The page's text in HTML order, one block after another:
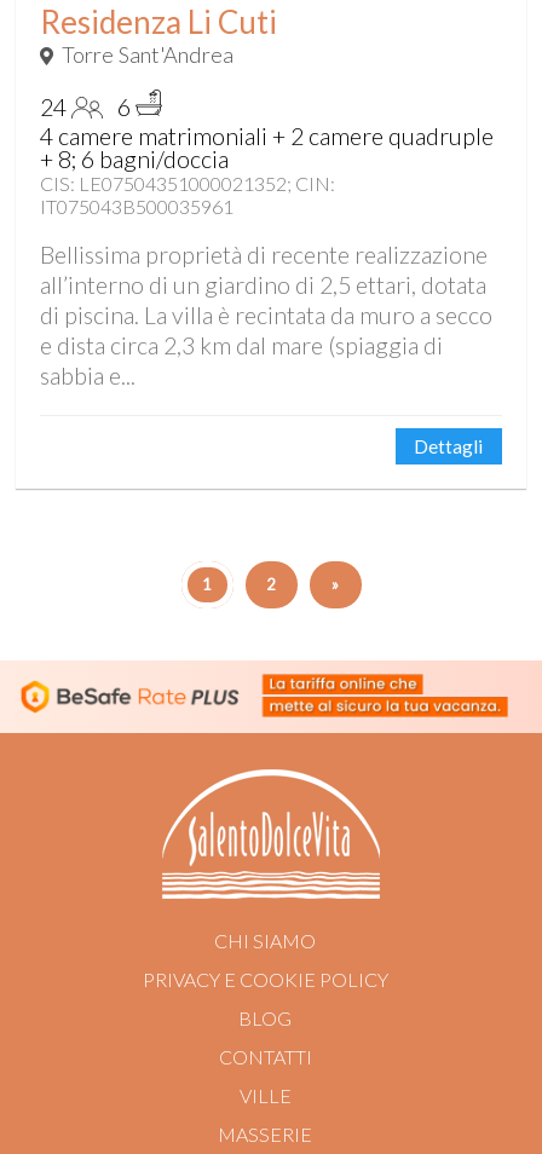
Residenza Li Cuti
Torre Sant'Andrea
24
6
4 camere matrimoniali + 2 camere quadruple
+ 8; 6 bagni/doccia
CIS: LE07504351000021352; CIN:
IT075043B500035961
Bellissima proprietà di recente realizzazione
all’interno di un giardino di 2,5 ettari, dotata
di piscina. La villa è recintata da muro a secco
e dista circa 2,3 km dal mare (spiaggia di
sabbia e...
Dettagli
1 2 »
CHI SIAMO
PRIVACY E COOKIE POLICY
BLOG
CONTATTI
VILLE
MASSERIE